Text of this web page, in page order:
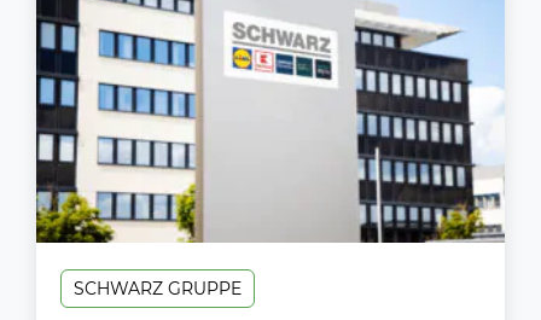
SCHWARZ GRUPPE